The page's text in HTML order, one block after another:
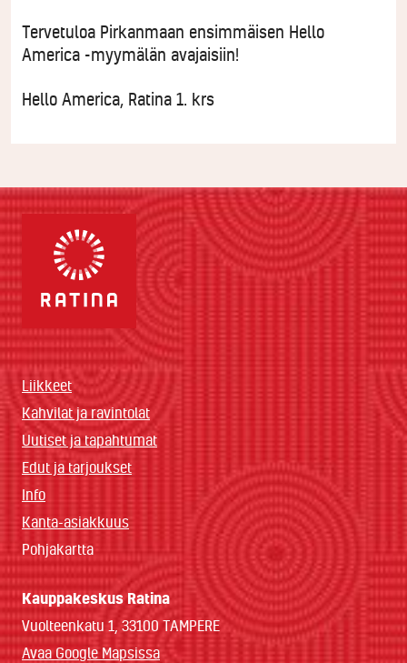
Tervetuloa Pirkanmaan ensimmäisen Hello
America -myymälän avajaisiin!
Hello America, Ratina 1. krs
Liikkeet
Kahvilat ja ravintolat
Uutiset ja tapahtumat
Edut ja tarjoukset
Info
Kanta-asiakkuus
Pohjakartta
Kauppakeskus Ratina
Vuolteenkatu 1, 33100 TAMPERE
Avaa Google Mapsissa